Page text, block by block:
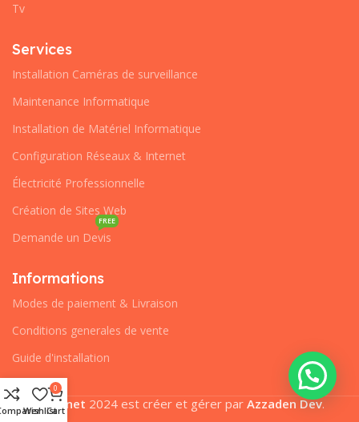
Tv
Services
Installation Caméras de surveillance
Maintenance Informatique
Installation de Matériel Informatique
Configuration Réseaux & Internet
Électricité Professionnelle
Création de Sites Web
Demande un Devis
FREE
Informations
Modes de paiement & Livraison
Conditions generales de vente
Guide d'installation
Pcplanet 2024 est créer et gérer par Azzaden Dev.
Wishlist
0
Cart